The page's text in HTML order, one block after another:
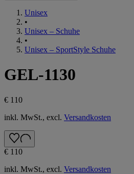
Unisex
•
Unisex – Schuhe
•
Unisex – SportStyle Schuhe
GEL-1130
€ 110
inkl. MwSt., excl. Versandkosten
€ 110
inkl. MwSt., excl. Versandkosten